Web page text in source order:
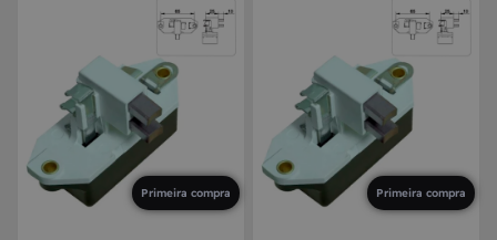
Primeira compra Primeira compra